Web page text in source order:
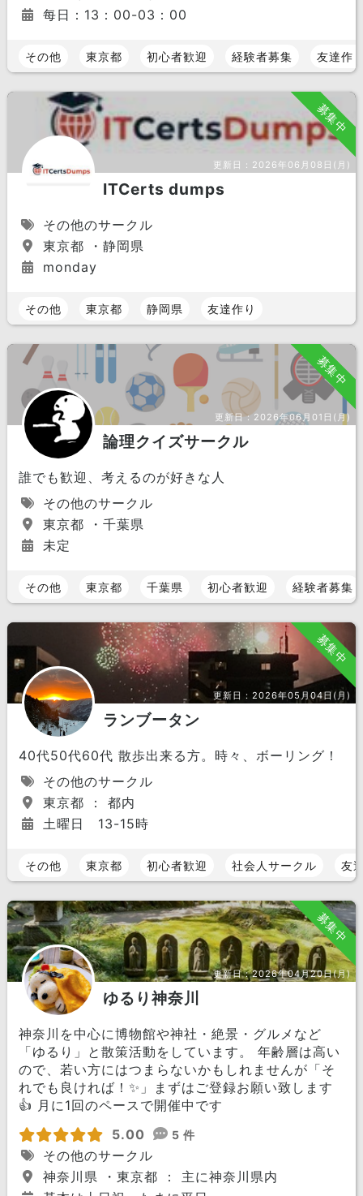
每日：13：00-03：00
その他 東京都 初心者歓迎 経験者募集 友達作
募集中
更新日： 2026年06月08日(月)
ITCerts dumps
その他のサークル
東京都 ・静岡県
monday
その他 東京都 静岡県 友達作り
募集中
更新日： 2026年06月01日(月)
論理クイズサークル
誰でも歓迎、考えるのが好きな人
その他のサークル
東京都 ・千葉県
未定
その他 東京都 千葉県 初心者歓迎 経験者募集
募集中
更新日：2026年05月04日(月)
ランブータン
40代50代60代 散歩出来る方。時々、ボーリング！
その他のサークル
東京都 ： 都内
土曜日 13-15時
その他 東京都 初心者歓迎 社会人サークル 友
募集中
更新日：2026年04月20日(月)
ゆるり神奈川
神奈川を中心に博物館や神社・絶景・グルメなど
「ゆるり」と散策活動をしています。 年齢層は高い
ので、若い方にはつまらないかもしれませんが「そ
れでも良ければ！✨」まずはご登録お願い致します
👍 月に1回のペースで開催中です
5.00
5 件
その他のサークル
神奈川県 ・東京都 ： 主に神奈川県内